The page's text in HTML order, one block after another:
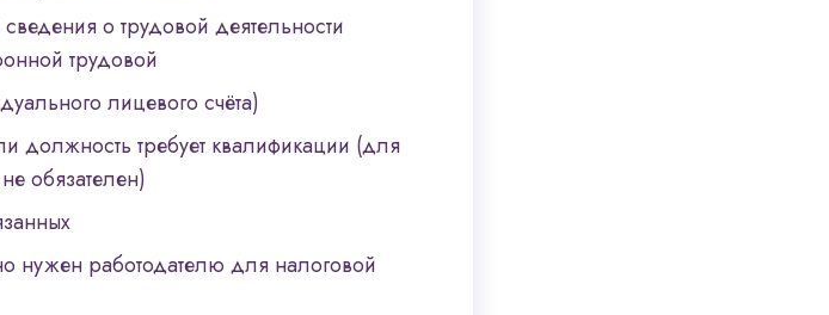
о трудовой деятельности
трудовой
лицевого счёта)
должность требует квалификации (для
обязателен)
нужен работодателю для налоговой